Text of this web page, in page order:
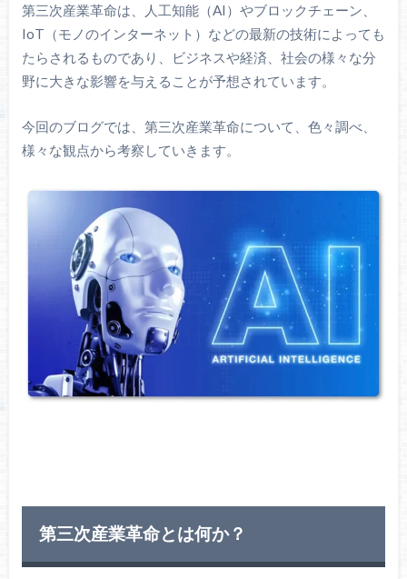
第三次産業革命は、人工知能（AI）やブロックチェーン、
IoT（モノのインターネット）などの最新の技術によっても
たらされるものであり、ビジネスや経済、社会の様々な分
野に大きな影響を与えることが予想されています。
今回のブログでは、第三次産業革命について、色々調べ、
様々な観点から考察していきます。
第三次産業革命とは何か？